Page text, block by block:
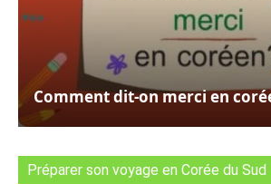
Comment dit-on merci en
Préparer son voyage en Corée du Sud